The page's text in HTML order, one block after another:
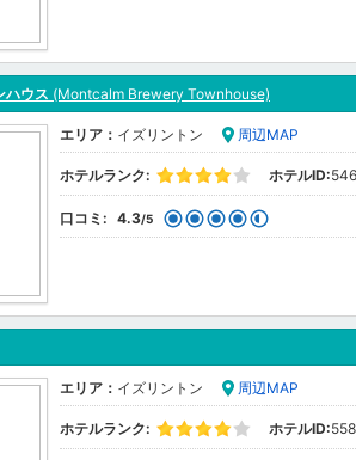
ハウス (Montcalm Brewery Townhouse)
エリア： イズリントン 周辺MAP
ホテルランク: ホテルID:
口コミ: 4.3/5
エリア： イズリントン 周辺MAP
ホテルランク: ホテルID: